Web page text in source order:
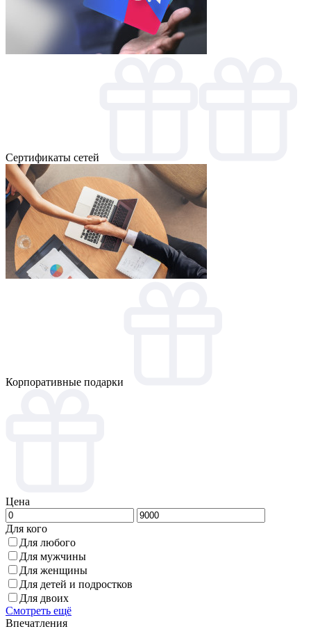
Cертификаты сетей
Корпоративные подарки
Цена
Для кого
Для любого
Для мужчины
Для женщины
Для детей и подростков
Для двоих
Смотреть ещё
Впечатления